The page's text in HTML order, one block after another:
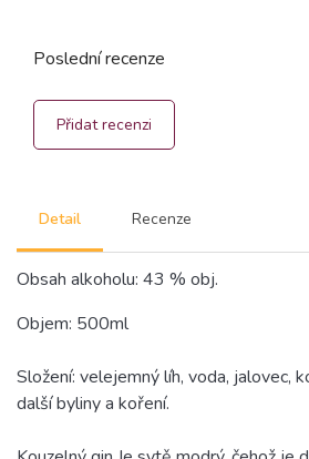
Detail Recenze
Obsah alkoholu: 43 % obj.
Objem: 500ml
Složení: velejemný líh, voda, jalovec,
další byliny a koření.
Poslední recenze
Přidat recenzi